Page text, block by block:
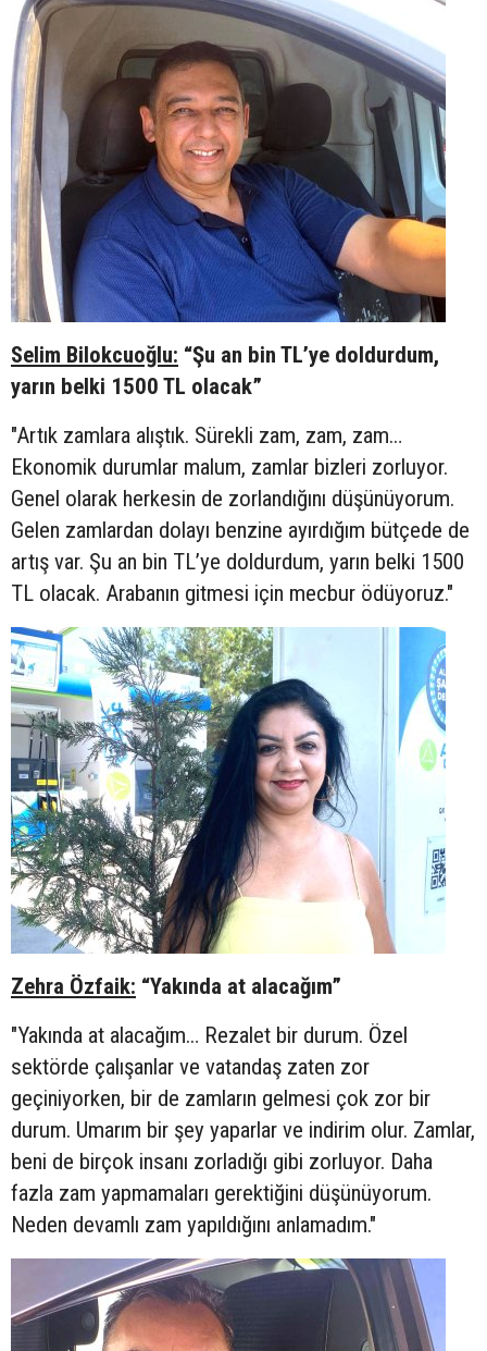
Selim Bilokcuoğlu: “Şu an bin TL’ye doldurdum,
yarın belki 1500 TL olacak”
"Artık zamlara alıştık. Sürekli zam, zam, zam…
Ekonomik durumlar malum, zamlar bizleri zorluyor.
Genel olarak herkesin de zorlandığını düşünüyorum.
Gelen zamlardan dolayı benzine ayırdığım bütçede de
artış var. Şu an bin TL’ye doldurdum, yarın belki 1500
TL olacak. Arabanın gitmesi için mecbur ödüyoruz."
Zehra Özfaik: “Yakında at alacağım”
"Yakında at alacağım… Rezalet bir durum. Özel
sektörde çalışanlar ve vatandaş zaten zor
geçiniyorken, bir de zamların gelmesi çok zor bir
durum. Umarım bir şey yaparlar ve indirim olur. Zamlar,
beni de birçok insanı zorladığı gibi zorluyor. Daha
fazla zam yapmamaları gerektiğini düşünüyorum.
Neden devamlı zam yapıldığını anlamadım."